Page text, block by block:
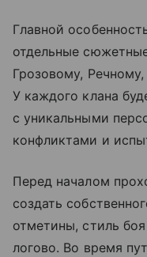
Главной
отдельные
Грозовому,
У каждого клана
с уникальными
конфликтами и
Перед началом
создать
отметины, стиль
логово. Во время